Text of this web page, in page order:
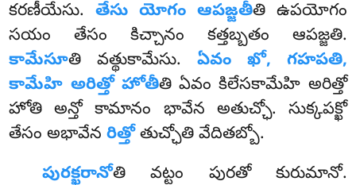
కరణీయేసు.తేసు యోగం ఆపజ్జతీతి ఉపయోగం
సయం తేసం కిచ్చానం కత్తబ్బతం ఆపజ్జతి.
కామేసూతి వత్థుకామేసు. ఏవం ఖో, గహపతి,
కామేహి అరిత్తో హోతీతి ఏవం కిలేసకామేహి అరిత్తో
హోతి అన్తో కామానం భావేన అతుచ్ఛో. సుక్కపక్ఖో
తేసం అభావేనరిత్తోతుచ్ఛోతి వేదితబ్బో.
పురక్ఖరానోతి వట్టం పురతో కురుమానో.